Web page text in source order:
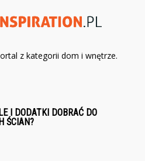
z kategorii dom i wnętrze.
I DODATKI DOBRAĆ DO
ŚCIAN?